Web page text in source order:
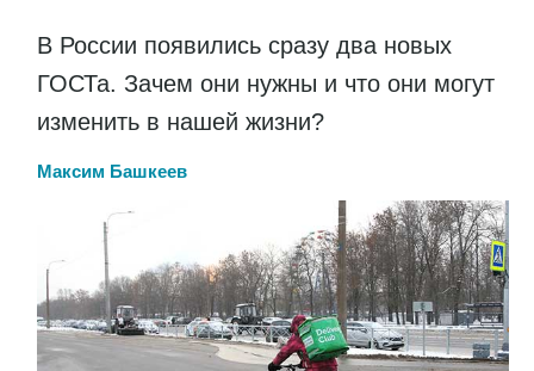
В России появились сразу два новых
ГОСТа. Зачем они нужны и что они могут
изменить в нашей жизни?
Максим Башкеев